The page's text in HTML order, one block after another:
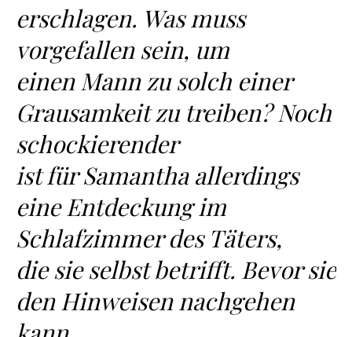
erschlagen. Was muss
vorgefallen sein, um
einen Mann zu solch einer
Grausamkeit zu treiben? Noch
schockierender
ist für Samantha allerdings
eine Entdeckung im
Schlafzimmer des Täters,
die sie selbst betrifft. Bevor sie
den Hinweisen nachgehen